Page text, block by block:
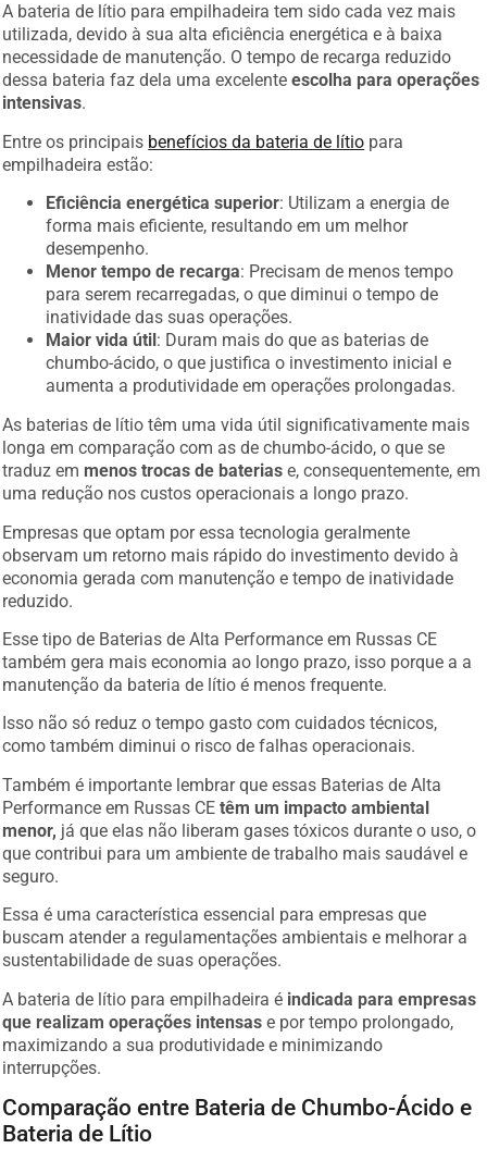
A bateria de lítio para empilhadeira tem sido cada vez mais
utilizada, devido à sua alta eficiência energética e à baixa
necessidade de manutenção. O tempo de recarga reduzido
dessa bateria faz dela uma excelenteescolha para operações
intensivas.
Entre os principais benefícios da bateria de lítio para
empilhadeira estão:
Eficiência energética superior: Utilizam a energia de
forma mais eficiente, resultando em um melhor
desempenho.
Menor tempo de recarga: Precisam de menos tempo
para serem recarregadas, o que diminui o tempo de
inatividade das suas operações.
Maior vida útil : Duram mais do que as baterias de
chumbo-ácido, o que justifica o investimento inicial e
aumenta a produtividade em operações prolongadas.
As baterias de lítio têm uma vida útil significativamente mais
longa em comparação com as de chumbo-ácido, o que se
traduz em menos trocas de baterias e, consequentemente, em
uma redução nos custos operacionais a longo prazo.
Empresas que optam por essa tecnologia geralmente
observam um retorno mais rápido do investimento devido à
economia gerada com manutenção e tempo de inatividade
reduzido.
Esse tipo de Baterias de Alta Performance em Russas CE
também gera mais economia ao longo prazo, isso porque a a
manutenção da bateria de lítio é menos frequente.
Isso não só reduz o tempo gasto com cuidados técnicos,
como também diminui o risco de falhas operacionais.
Também é importante lembrar que essas Baterias de Alta
Performance em Russas CEtêm um impacto ambiental
menor, já que elas não liberam gases tóxicos durante o uso, o
que contribui para um ambiente de trabalho mais saudável e
seguro.
Essa é uma característica essencial para empresas que
buscam atender a regulamentações ambientais e melhorar a
sustentabilidade de suas operações.
A bateria de lítio para empilhadeira é indicada para empresas
que realizam operações intensas e por tempo prolongado,
maximizando a sua produtividade e minimizando
interrupções.
Comparação entre Bateria de Chumbo-Ácido e
Bateria de Lítio